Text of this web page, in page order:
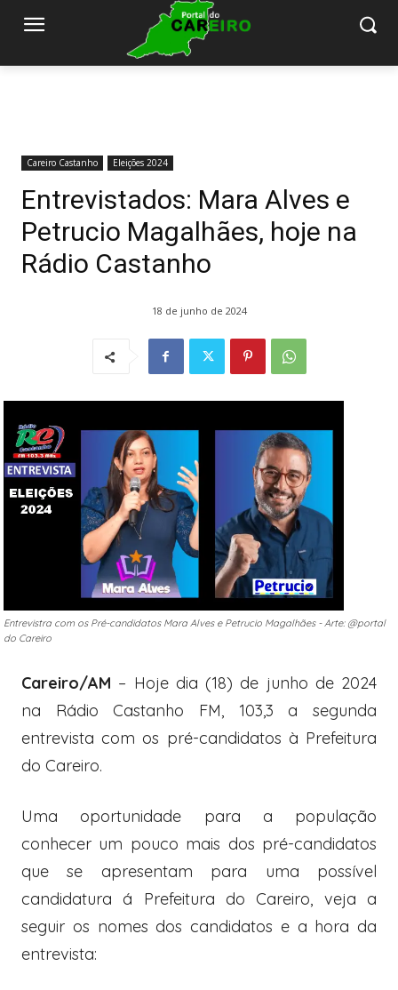
Careiro Castanho Eleições 2024
Entrevistados: Mara Alves e
Petrucio Magalhães, hoje na
Rádio Castanho
18 de junho de 2024
Entrevistra com os Pré-candidatos Mara Alves e Petrucio Magalhães - Arte: @portal
do Careiro
Careiro/AM – Hoje dia (18) de junho de 2024
na Rádio Castanho FM, 103,3 a segunda
entrevista com os pré-candidatos à Prefeitura
do Careiro.
Uma oportunidade para a população
conhecer um pouco mais dos pré-candidatos
que se apresentam para uma possível
candidatura á Prefeitura do Careiro, veja a
seguir os nomes dos candidatos e a hora da
entrevista: